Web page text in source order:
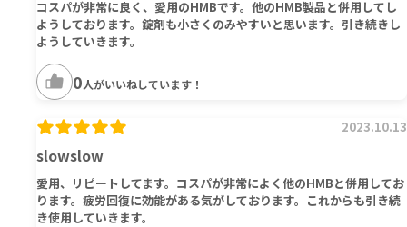
コスパが非常に良く、愛用のHMBです。他のHMB製品と併用してし
ようしております。錠剤も小さくのみやすいと思います。引き続きし
ようしていきます。
0人がいいねしています！
slowslow
2023.10.13
愛用、リピートしてます。コスパが非常によく他のHMBと併用してお
ります。疲労回復に効能がある気がしております。これからも引き続
き使用していきます。